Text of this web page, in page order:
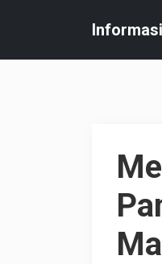
content